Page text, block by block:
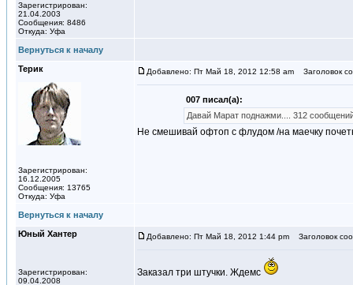
Зарегистрирован:
21.04.2003
Сообщения: 8486
Откуда: Уфа
Вернуться к началу
Терик
Зарегистрирован:
16.12.2005
Сообщения: 13765
Откуда: Уфа
Добавлено: Пт Май 18, 2012 12:58 am Заголовок
007 писал(а):
Давай Марат поднажми.... 312
Не смешивай офтоп с флудом /на маечку
Вернуться к началу
Юный Хантер
Зарегистрирован:
09.04.2008
Добавлено: Пт Май 18, 2012 1:44 pm Заголовок
Заказал три штучки. Ждемс